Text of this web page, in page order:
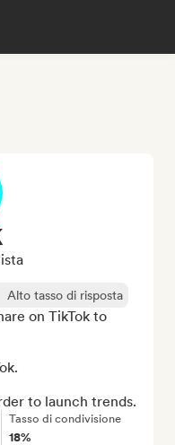
Alto tasso di risposta
on TikTok to
to launch trends.
Tasso di condivisione
18%